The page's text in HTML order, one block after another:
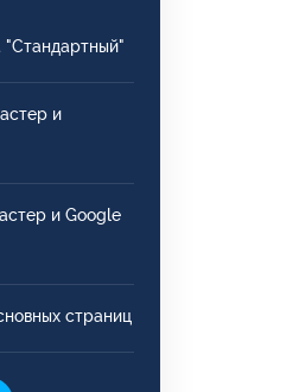
и
и Google
страниц